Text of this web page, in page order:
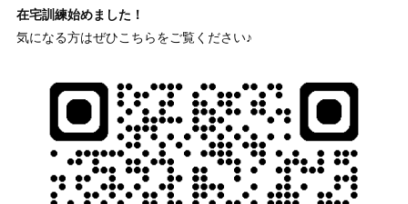
在宅訓練始めました！
気になる方はぜひこちらをご覧ください♪